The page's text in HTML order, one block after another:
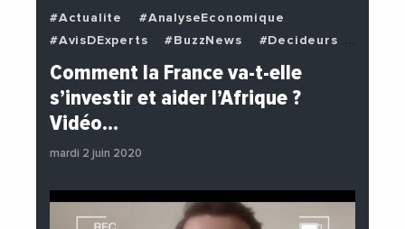
#Actualite
#AnalyseEconomique
#AvisDExperts
#BuzzNews
#Decideurs
#EchangesMediterraneens
#Economie
#PhotosEtVideos
#Politique
Comment la France va-t-elle
s’investir et aider l’Afrique ?
Vidéo…
mardi 2 juin 2020